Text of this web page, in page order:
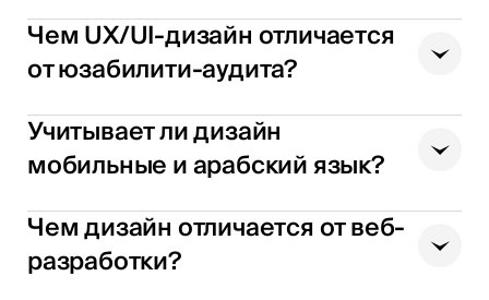
Чем UX/UI-дизайн отличается
от юзабилити-аудита?
Учитывает ли дизайн
мобильные и арабский язык?
Чем дизайн отличается от веб-
разработки?